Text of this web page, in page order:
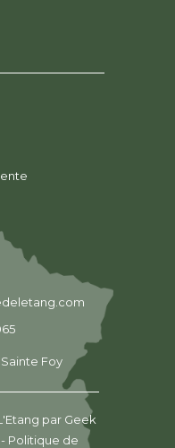
Sainte Foy
par Geek
- Politique de